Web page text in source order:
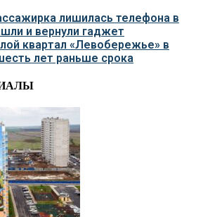
лишилась телефона в
и вернули гаджет
квартал «Левобережье» в
лет раньше срока